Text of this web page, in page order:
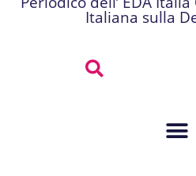
Italiana sulla